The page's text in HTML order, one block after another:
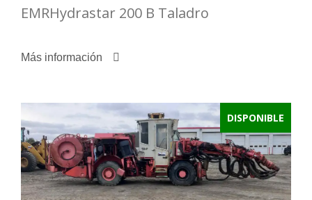
EMRHydrastar 200 B Taladro
Más información
DISPONIBLE